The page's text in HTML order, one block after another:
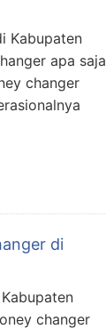
Kabupaten
apa saja
changer
di
changer